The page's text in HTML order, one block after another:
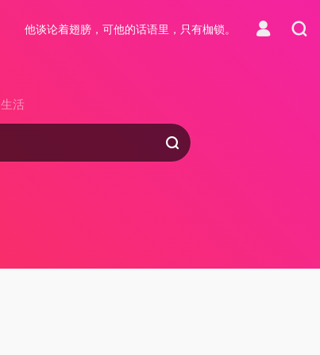
他谈论着翅膀，可他的话语里，只有枷锁。
生活